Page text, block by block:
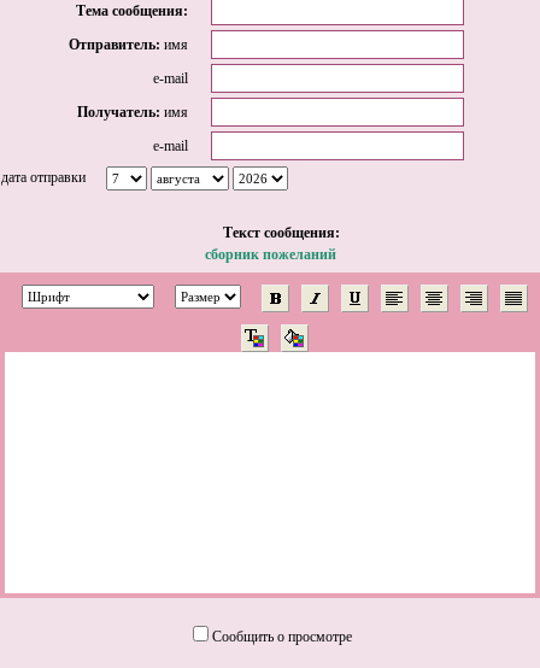
Тема сообщения:
Отправитель: имя
e-mail
Получатель: имя
e-mail
дата отправки
Tекст сообщения:
сборник пожеланий
Сообщить о просмотре